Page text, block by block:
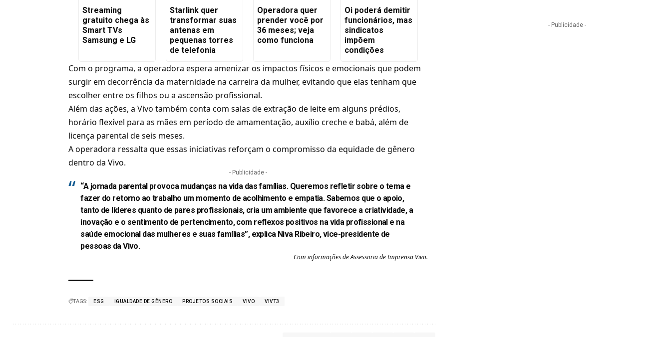
Streaming
gratuito chega às
Smart TVs
Samsung e LG
Starlink quer
transformar suas
antenas em
pequenas torres
de telefonia
Operadora quer
prender você por
36 meses; veja
como funciona
Oi poderá demitir
funcionários, mas
sindicatos
impõem
condições
Com o programa, a operadora espera amenizar os impactos físicos e emocionais que podem
surgir em decorrência da maternidade na carreira da mulher, evitando que elas tenham que
escolher entre os filhos ou a ascensão profissional.
Além das ações, a Vivo também conta com salas de extração de leite em alguns prédios,
horário flexível para as mães em período de amamentação, auxílio creche e babá, além de
licença parental de seis meses.
A operadora ressalta que essas iniciativas reforçam o compromisso da equidade de gênero
dentro da Vivo.
- Publicidade -
“A jornada parental provoca mudanças na vida das famílias. Queremos refletir sobre o tema e
fazer do retorno ao trabalho um momento de acolhimento e empatia. Sabemos que o apoio,
tanto de líderes quanto de pares profissionais, cria um ambiente que favorece a criatividade, a
inovação e o sentimento de pertencimento, com reflexos positivos na vida profissional e na
saúde emocional das mulheres e suas famílias”, explica Niva Ribeiro, vice-presidente de
pessoas da Vivo.
Com informações de Assessoria de Imprensa Vivo.
TAGS: ESG IGUALDADE DE GÊNERO PROJETOS SOCIAIS VIVO VIVT3
- Publicidade -